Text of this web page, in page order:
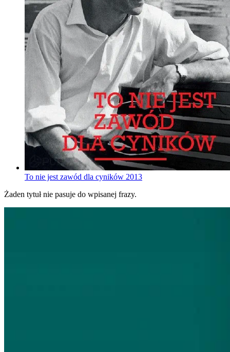
To nie jest zawód dla cyników 2013
Żaden tytuł nie pasuje do wpisanej frazy.